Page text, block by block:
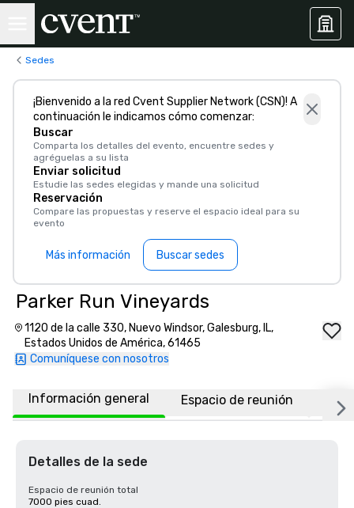
Sedes
¡Bienvenido a la red Cvent Supplier Network (CSN)! A
continuación le indicamos cómo comenzar:
Buscar
Comparta los detalles del evento, encuentre sedes y
agréguelas a su lista
Enviar solicitud
Estudie las sedes elegidas y mande una solicitud
Reservación
Compare las propuestas y reserve el espacio ideal para su
evento
Más información Buscar sedes
Parker Run Vineyards
1120 de la calle 330, Nuevo Windsor, Galesburg, IL,
Estados Unidos de América, 61465
Comuníquese con nosotros
Información general Espacio de reunión
Detalles de la sede
Espacio de reunión total
7000 pies cuad.